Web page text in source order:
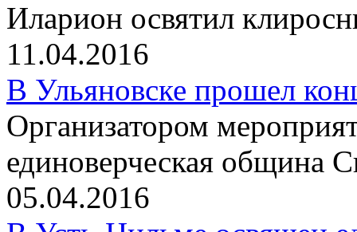
Иларион освятил
11.04.2016
В Ульяновске прошел
Организатором
единоверческая община
05.04.2016